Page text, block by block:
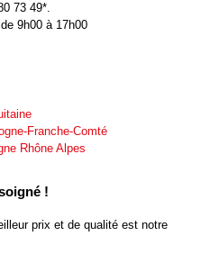
73 49*.
9h00 à 17h00
Franche-Comté
Rhône Alpes
!
prix et de qualité est notre